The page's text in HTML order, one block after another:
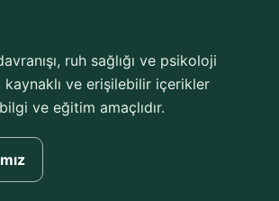
ruh sağlığı ve psikoloji
kaynaklı ve erişilebilir içerikler
ve eğitim amaçlıdır.